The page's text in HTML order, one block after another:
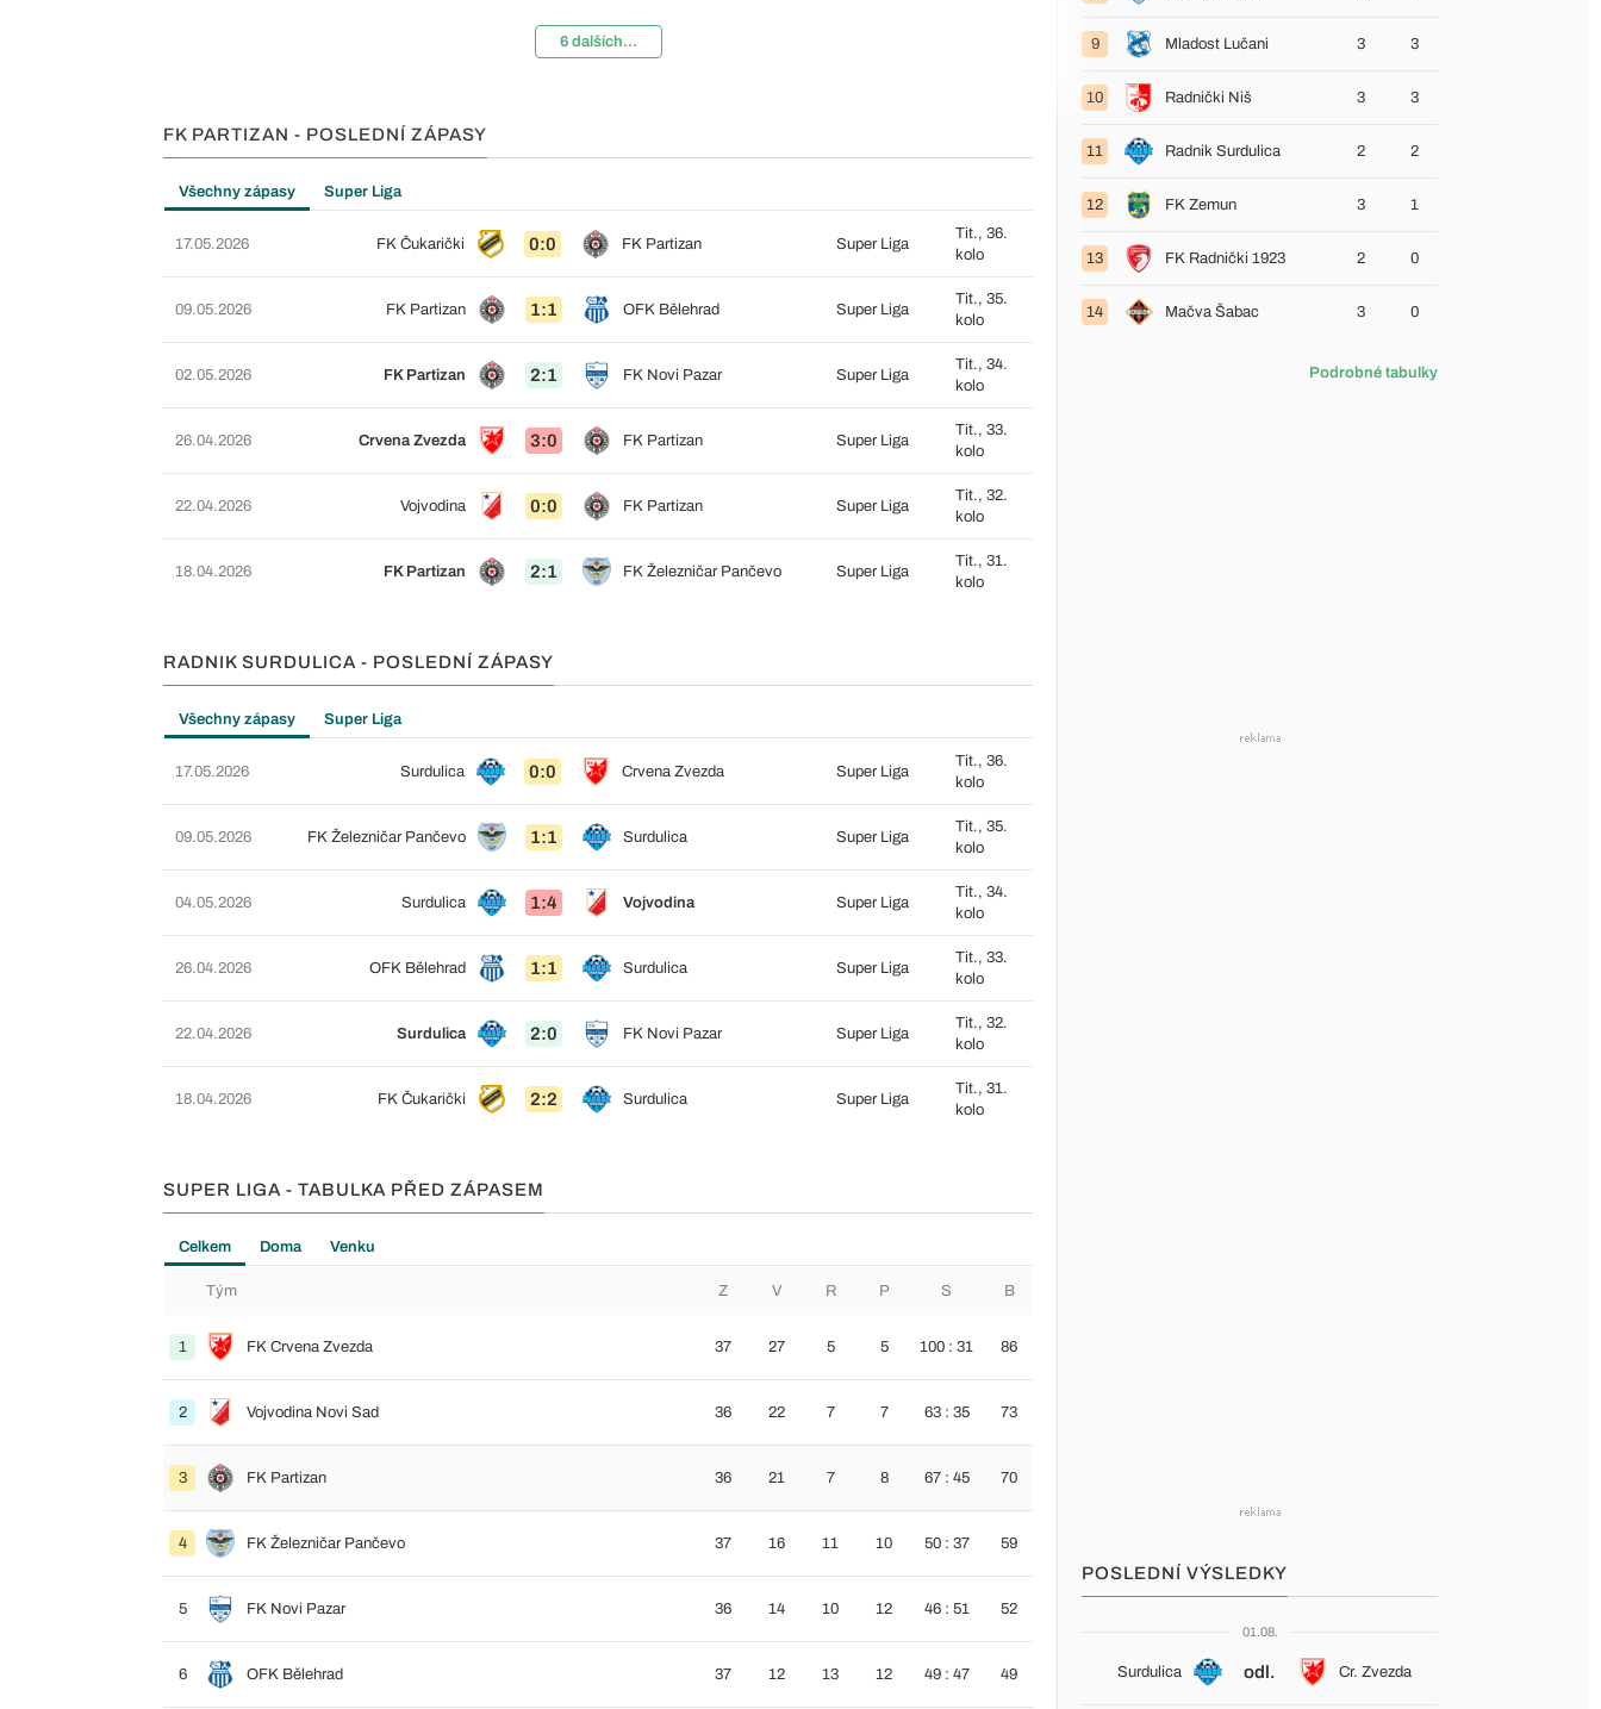
6 dalších...
FK PARTIZAN - POSLEDNÍ ZÁPASY
Všechny zápasy Super Liga
17.05.2026 FK Čukarički 0:0 FK Partizan Super Liga
Tit., 36.
kolo
09.05.2026 FK Partizan 1:1 OFK Bělehrad Super Liga
Tit., 35.
kolo
02.05.2026 FK Partizan 2:1 FK Novi Pazar Super Liga
Tit., 34.
kolo
26.04.2026 Crvena Zvezda 3:0 FK Partizan Super Liga
Tit., 33.
kolo
22.04.2026 Vojvodina 0:0 FK Partizan Super Liga
Tit., 32.
kolo
18.04.2026 FK Partizan 2:1 FK Železničar Pančevo Super Liga
Tit., 31.
kolo
RADNIK SURDULICA - POSLEDNÍ ZÁPASY
Všechny zápasy Super Liga
17.05.2026 Surdulica 0:0 Crvena Zvezda Super Liga
Tit., 36.
kolo
09.05.2026 FK Železničar Pančevo 1:1 Surdulica Super Liga
Tit., 35.
kolo
04.05.2026 Surdulica 1:4 Vojvodina Super Liga
Tit., 34.
kolo
26.04.2026 OFK Bělehrad 1:1 Surdulica Super Liga
Tit., 33.
kolo
22.04.2026 Surdulica 2:0 FK Novi Pazar Super Liga
Tit., 32.
kolo
18.04.2026 FK Čukarički 2:2 Surdulica Super Liga
Tit., 31.
kolo
SUPER LIGA - TABULKA PŘED ZÁPASEM
Celkem Doma Venku
Tým Z V R P S B
1 FK Crvena Zvezda 37 27 5 5 100 : 31 86
2 Vojvodina Novi Sad 36 22 7 7 63 : 35 73
3 FK Partizan 36 21 7 8 67 : 45 70
4 FK Železničar Pančevo 37 16 11 10 50 : 37 59
5 FK Novi Pazar 36 14 10 12 46 : 51 52
6 OFK Bělehrad 37 12 13 12 49 : 47 49
9 Mladost Lučani 3 3
10 Radnički Niš 3 3
11 Radnik Surdulica 2 2
12 FK Zemun 3 1
13 FK Radnički 1923 2 0
14 Mačva Šabac 3 0
Podrobné tabulky
POSLEDNÍ VÝSLEDKY
01.08.
Surdulica odl. Cr. Zvezda